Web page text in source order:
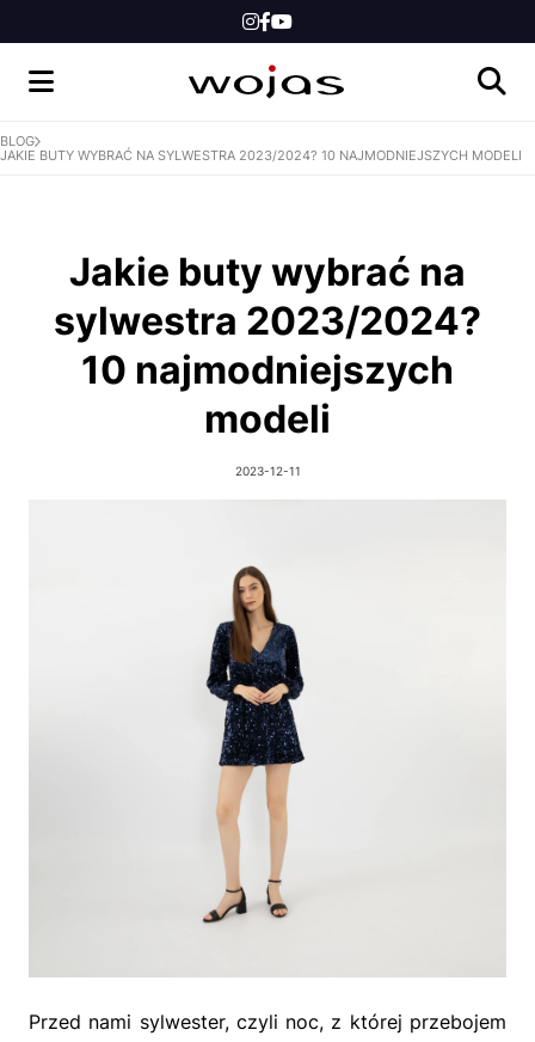
BLOG
JAKIE BUTY WYBRAĆ NA SYLWESTRA 2023/2024? 10 NAJMODNIEJSZYCH MODELI
Jakie buty wybrać na
sylwestra 2023/2024?
10 najmodniejszych
modeli
2023-12-11
Przed nami sylwester, czyli noc, z której przebojem